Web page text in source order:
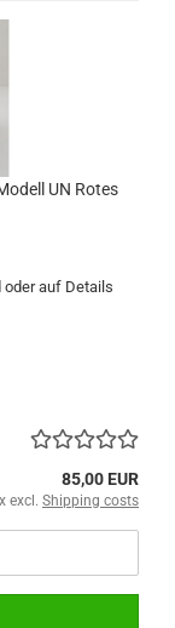
UN Rotes
oder auf Details
85,00 EUR
excl. Shipping costs